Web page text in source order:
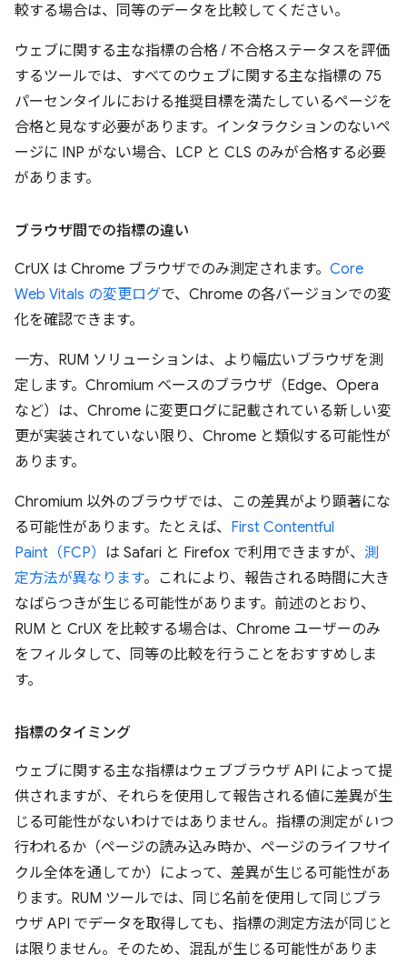
較する場合は、同等のデータを比較してください。
ウェブに関する主な指標の合格 / 不合格ステータスを評価
するツールでは、すべてのウェブに関する主な指標の 75
パーセンタイルにおける推奨目標を満たしているページを
合格と見なす必要があります。インタラクションのないペ
ージに INP がない場合、LCP と CLS のみが合格する必要
があります。
ブラウザ間での指標の違い
CrUX は Chrome ブラウザでのみ測定されます。 Core
Web Vitals の変更ログで、Chrome の各バージョンでの変
化を確認できます。
一方、RUM ソリューションは、より幅広いブラウザを測
定します。Chromium ベースのブラウザ（Edge、Opera
など）は、Chrome に変更ログに記載されている新しい変
更が実装されていない限り、Chrome と類似する可能性が
あります。
Chromium 以外のブラウザでは、この差異がより顕著にな
る可能性があります。たとえば、 First Contentful
Paint（FCP） は Safari と Firefox で利用できますが、 測
定方法が異なります。これにより、報告される時間に大き
なばらつきが生じる可能性があります。前述のとおり、
RUM と CrUX を比較する場合は、Chrome ユーザーのみ
をフィルタして、同等の比較を行うことをおすすめしま
す。
指標のタイミング
ウェブに関する主な指標はウェブブラウザ API によって提
供されますが、それらを使用して報告される値に差異が生
じる可能性がないわけではありません。指標の測定が いつ
行われるか（ページの読み込み時か、ページのライフサイ
クル全体を通してか）によって、差異が生じる可能性があ
ります。RUM ツールでは、同じ名前を使用して同じブラ
ウザ API でデータを取得しても、指標の測定方法が同じと
は限りません。そのため、混乱が生じる可能性がありま